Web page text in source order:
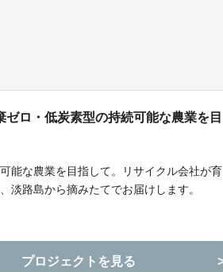
ロ・低炭素型の持続可能な農業を目
能な農業を目指して。リサイクル会社が育
淡路島から摘みたてでお届けします。
プロジェクトを見る